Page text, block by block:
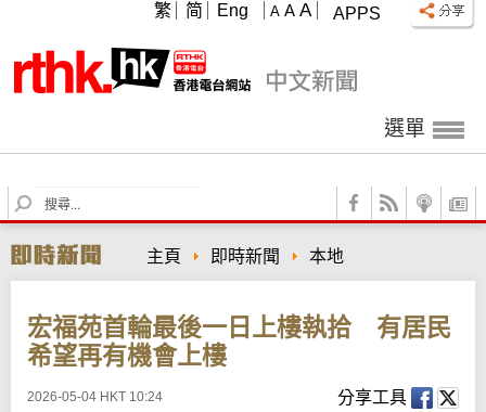
APPS
A A A
繁 简 Eng
選單
S
e
r
c
主頁 即時新聞 本地
宏福苑首輪最後一日上樓執拾 有居民
希望再有機會上樓
2026-05-04 HKT 10:24 分享工具